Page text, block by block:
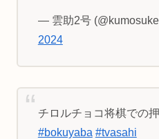
— 雲助2号
2024
チロルチョコ将棋での
#bokuyaba #tvasahi